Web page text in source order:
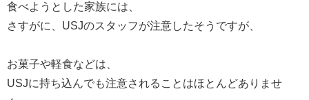
食べようとした家族には、
さすがに、USJのスタッフが注意したそうですが、
お菓子や軽食などは、
USJに持ち込んでも注意されることはほとんどありませ